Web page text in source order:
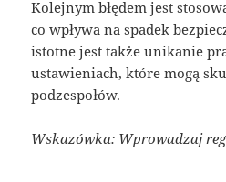
Kolejnym błędem jest
co wpływa na spadek
istotne jest także unikanie
ustawieniach, które mogą
podzespołów.
Wskazówka: Wprowadzaj